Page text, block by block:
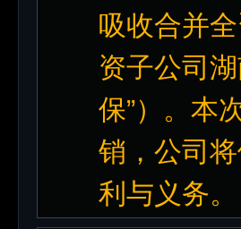
吸收合并
资子公司
保”）。本
销，公司
利与义务。